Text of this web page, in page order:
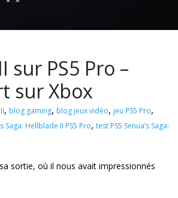
sur PS5 Pro –
sur Xbox
, blog gaming, blog jeux vidéo, jeu PS5 Pro,
Saga: Hellblade II PS5 Pro, test PS5 Senua’s Saga:
sortie, où il nous avait impressionnés